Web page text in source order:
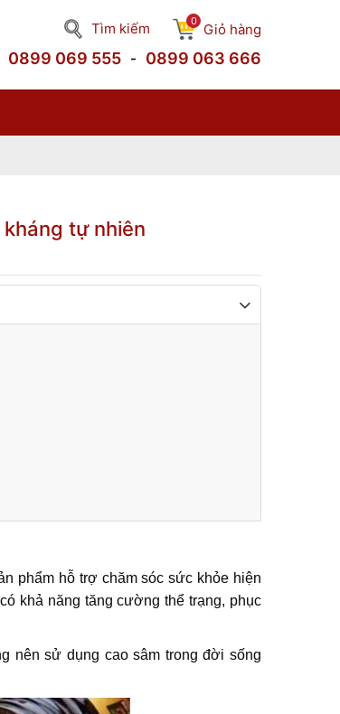
Giỏ hàng
0
Tìm kiếm
0899 069 555 - 0899 063 666
tự nhiên
phẩm hỗ trợ chăm sóc sức khỏe hiện
khả năng tăng cường thể trạng, phục
nên sử dụng cao sâm trong đời sống